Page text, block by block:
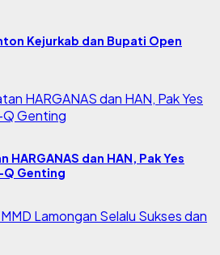
Kejurkab dan Bupati Open
HARGANAS dan HAN, Pak Yes
Q Genting